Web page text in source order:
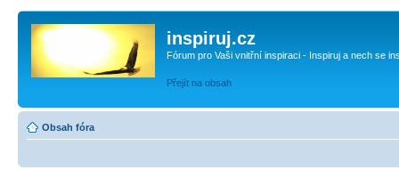
inspiruj.cz
Fórum pro Vaši vnitřní inspiraci - Inspiruj a nech se
Přejít na obsah
Obsah fóra